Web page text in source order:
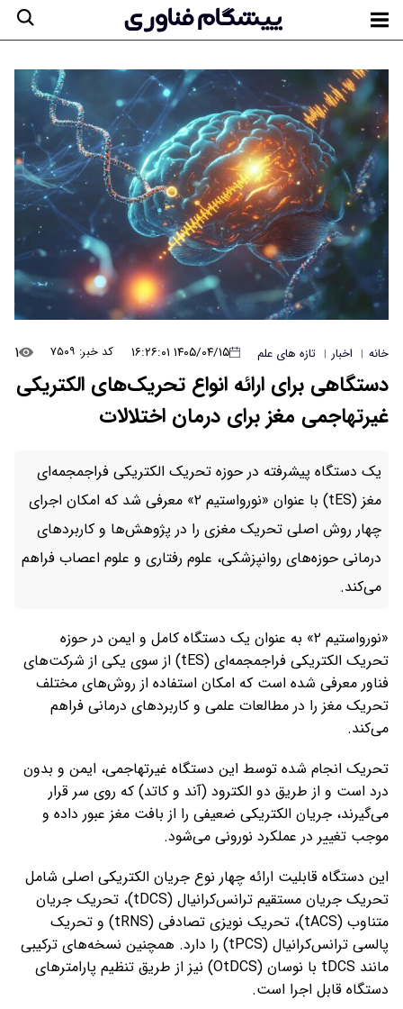
خانه | اخبار | تازه های علم ۱۴۰۵/۰۴/۱۵ ۱۶:۲۶:۰۱ کد خبر: ۷۵۰۹ ۱
دستگاهی برای ارائه انواع تحریک‌های الکتریکی
غیرتهاجمی مغز برای درمان اختلالات
یک دستگاه پیشرفته در حوزه تحریک الکتریکی فراجمجمه‌ای
مغز (tES) با عنوان «نورواستیم ۲» معرفی شد که امکان اجرای
چهار روش اصلی تحریک مغزی را در پژوهش‌ها و کاربردهای
درمانی حوزه‌های روانپزشکی، علوم رفتاری و علوم اعصاب فراهم
می‌کند.
«نورواستیم ۲» به عنوان یک دستگاه کامل و ایمن در حوزه
تحریک الکتریکی فراجمجمه‌ای (tES) از سوی یکی از شرکت‌های
فناور معرفی شده است که امکان استفاده از روش‌های مختلف
تحریک مغز را در مطالعات علمی و کاربردهای درمانی فراهم
می‌کند.
تحریک انجام‌ شده توسط این دستگاه غیرتهاجمی، ایمن و بدون
درد است و از طریق دو الکترود (آند و کاتد) که روی سر قرار
می‌گیرند، جریان الکتریکی ضعیفی را از بافت مغز عبور داده و
موجب تغییر در عملکرد نورونی می‌شود.
این دستگاه قابلیت ارائه چهار نوع جریان الکتریکی اصلی شامل
تحریک جریان مستقیم ترانس‌کرانیال (tDCS)، تحریک جریان
متناوب (tACS)، تحریک نویزی تصادفی (tRNS) و تحریک
پالسی ترانس‌کرانیال (tPCS) را دارد. همچنین نسخه‌های ترکیبی
مانند tDCS با نوسان (OtDCS) نیز از طریق تنظیم پارامترهای
دستگاه قابل اجرا است.